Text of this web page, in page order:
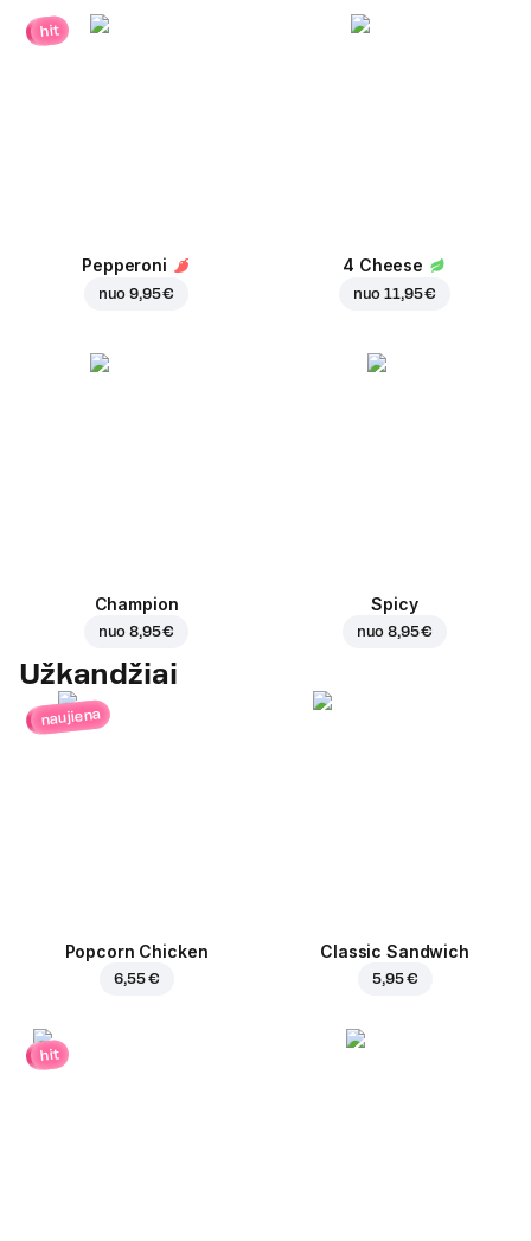
hit
Pepperoni
nuo9,95 €
4 Cheese
nuo11,95 €
Champion
nuo8,95 €
Spicy
nuo8,95 €
Užkandžiai
naujiena
Popcorn Chicken
6,55 €
Classic Sandwich
5,95 €
hit